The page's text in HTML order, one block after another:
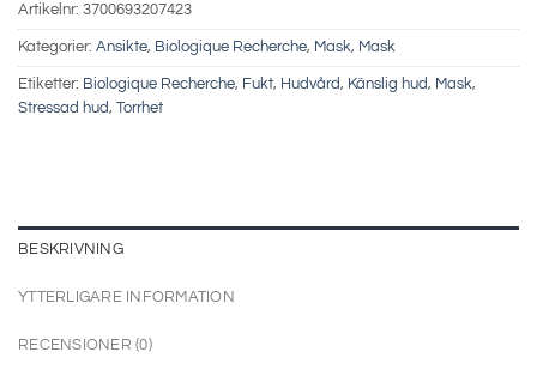
Artikelnr: 3700693207423
Kategorier: Ansikte, Biologique Recherche, Mask, Mask
Etiketter: Biologique Recherche, Fukt, Hudvård, Känslig hud, Mask,
Stressad hud, Torrhet
BESKRIVNING
YTTERLIGARE INFORMATION
RECENSIONER (0)